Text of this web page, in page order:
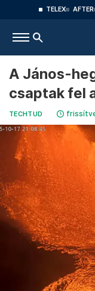
TELEX AFTER
A János-
csaptak fel
TECHTUD